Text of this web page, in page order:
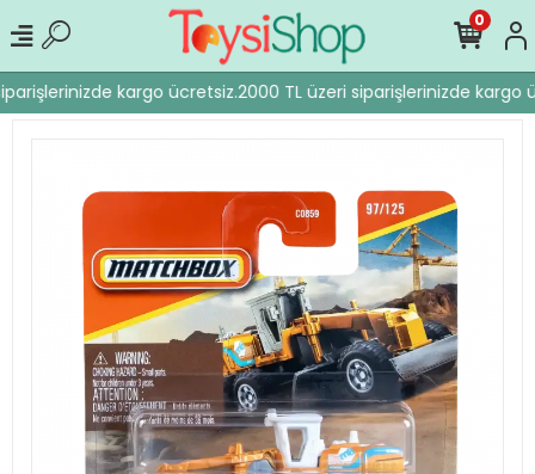
kargo ücretsiz.2000 TL üzeri siparişlerinizde kargo
0